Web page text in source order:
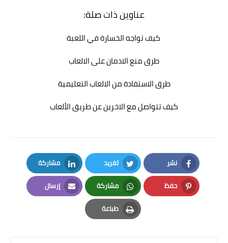
عناوين ذات صلة:
كيف تواجه الخسارة في اللعبة
طرق منع الادمان على الالعاب
طرق الاستفادة من الالعاب التعليمية
كيف تتواصل مع الاخرين عن طريق الألعاب
نشر
Facebook
تغريد
Twitter
مشاركة
LinkedIn
حفظ
Pinterest
مشاركة
Whatsapp
إرسال
Email
طباعة
Print